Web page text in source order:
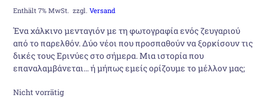
Preis
war:
14,00 €
ist:
10,90 €.
Enthält 7% MwSt. zzgl.Versand
Ένα χάλκινο μενταγιόν με τη φωτογραφία ενός ζευγαριού
από το παρελθόν. Δύο νέοι που προσπαθούν να ξορκίσουν τις
δικές τους Ερινύες στο σήμερα. Μια ιστορία που
επαναλαμβάνεται… ή μήπως εμείς ορίζουμε το μέλλον μας;
Nicht vorrätig